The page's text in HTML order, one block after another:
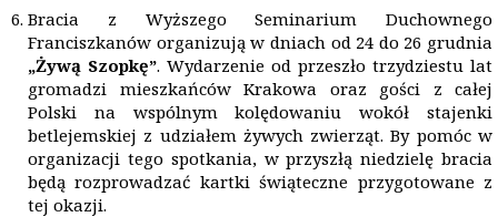
Bracia z Wyższego Seminarium Duchownego
Franciszkanów organizują w dniach od 24 do 26 grudnia
„Żywą Szopkę”. Wydarzenie od przeszło trzydziestu lat
gromadzi mieszkańców Krakowa oraz gości z całej
Polski na wspólnym kolędowaniu wokół stajenki
betlejemskiej z udziałem żywych zwierząt. By pomóc w
organizacji tego spotkania, w przyszłą niedzielę bracia
będą rozprowadzać kartki świąteczne przygotowane z
tej okazji.